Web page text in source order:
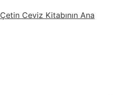
Çetin Ceviz Kitabının Ana